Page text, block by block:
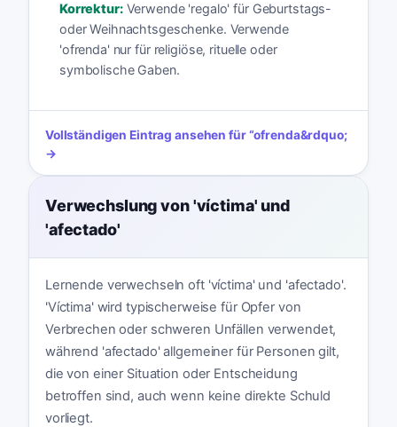
Korrektur: Verwende 'regalo' für Geburtstags-
oder Weihnachtsgeschenke. Verwende
'ofrenda' nur für religiöse, rituelle oder
symbolische Gaben.
Vollständigen Eintrag ansehen für“ofrenda&rdquo;
→
Verwechslung von 'víctima' und
'afectado'
Lernende verwechseln oft 'víctima' und 'afectado'.
'Víctima' wird typischerweise für Opfer von
Verbrechen oder schweren Unfällen verwendet,
während 'afectado' allgemeiner für Personen gilt,
die von einer Situation oder Entscheidung
betroffen sind, auch wenn keine direkte Schuld
vorliegt.